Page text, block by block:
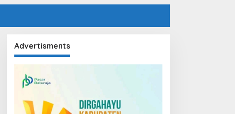
Advertisments